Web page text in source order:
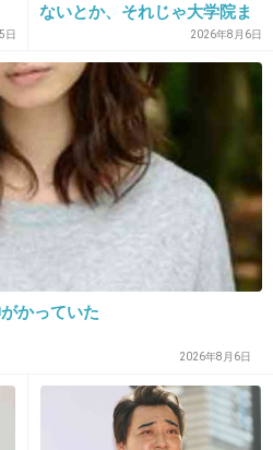
を全身に、もちろん顔も。
+21 -13
アは極潤のヒアルロン液
イクは敏感肌過ぎてでき
にかく痛い！クラスメイ
チリしてて羨ましい(笑)
日
ないとか、それじゃ大学院ま
で学費払って自分の価値を上
げた人が馬鹿じゃないです
か」と捨て台詞を残し会社を
辞めてった
2026年8月6日
かっていた
2026年8月6日